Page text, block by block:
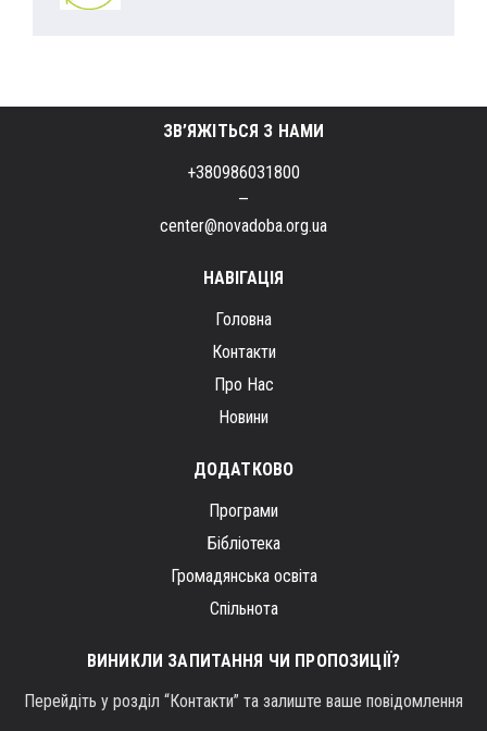
ЗВ’ЯЖІТЬСЯ З НАМИ
+380986031800
–
center@novadoba.org.ua
НАВІГАЦІЯ
Головна
Контакти
Про Нас
Новини
ДОДАТКОВО
Програми
Бібліотека
Громадянська освіта
Спільнота
ВИНИКЛИ ЗАПИТАННЯ ЧИ ПРОПОЗИЦІЇ?
Перейдіть у розділ “Контакти” та залиште ваше повідомлення